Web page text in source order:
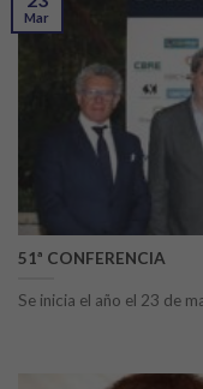
51ª CONFERENCIA
Se inicia el año el 23 de
Mar